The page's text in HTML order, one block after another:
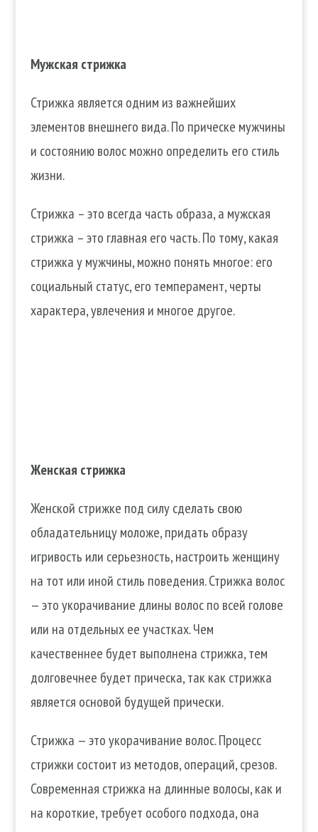
Мужская стрижка
Стрижка является одним из важнейших
элементов внешнего вида. По прическе мужчины
и состоянию волос можно определить его стиль
жизни.
Стрижка – это всегда часть образа, а мужская
стрижка – это главная его часть. По тому, какая
стрижка у мужчины, можно понять многое: его
социальный статус, его темперамент, черты
характера, увлечения и многое другое.
Женская стрижка
Женской стрижке под силу сделать свою
обладательницу моложе, придать образу
игривость или серьезность, настроить женщину
на тот или иной стиль поведения.Стрижка волос
— это укорачивание длины волос по всей голо­ве
или на отдельных ее участках. Чем
качественнее будет выполне­на стрижка, тем
долговечнее будет прическа, так как стрижка
является основой будущей прически.
Стрижка — это укорачивание волос. Процесс
стрижки состоит из методов, операций, срезов.
Современная стрижка на длинные волосы, как и
на короткие, требует особого подхода, она